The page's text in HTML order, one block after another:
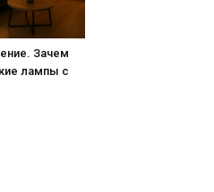
Зачем
лампы с